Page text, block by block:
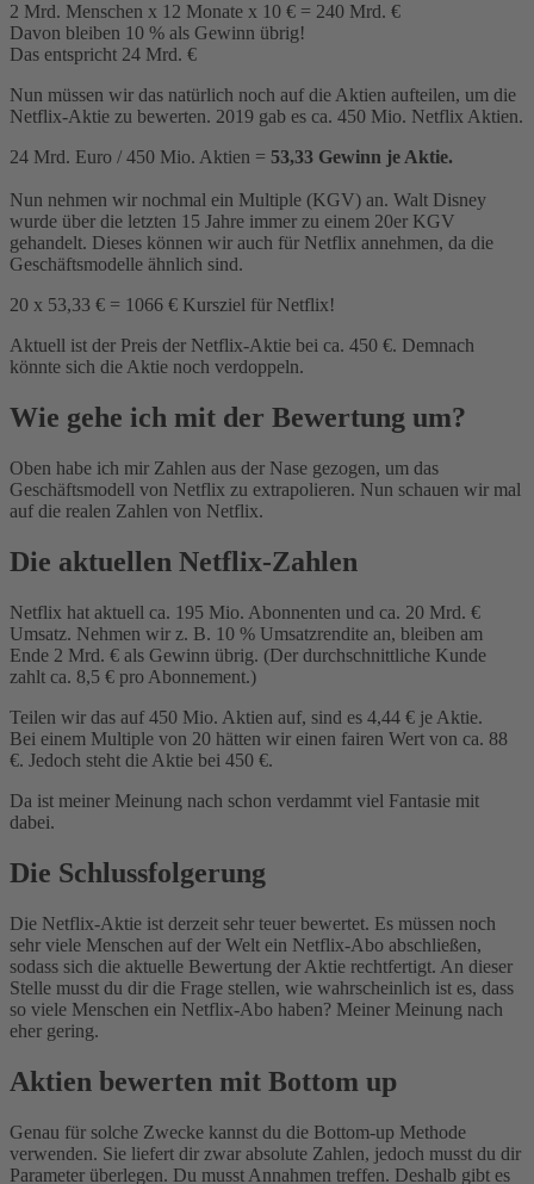
2 Mrd. Menschen x 12 Monate x 10 € = 240 Mrd. €
Davon bleiben 10 % als Gewinn übrig!
Das entspricht 24 Mrd. €
Nun müssen wir das natürlich noch auf die Aktien aufteilen, um die
Netflix-Aktie zu bewerten. 2019 gab es ca. 450 Mio. Netflix Aktien.
24 Mrd. Euro / 450 Mio. Aktien = 53,33 Gewinn je Aktie.
Nun nehmen wir nochmal ein Multiple (KGV) an. Walt Disney
wurde über die letzten 15 Jahre immer zu einem 20er KGV
gehandelt. Dieses können wir auch für Netflix annehmen, da die
Geschäftsmodelle ähnlich sind.
20 x 53,33 € = 1066 € Kursziel für Netflix!
Aktuell ist der Preis der Netflix-Aktie bei ca. 450 €. Demnach
könnte sich die Aktie noch verdoppeln.
Wie gehe ich mit der Bewertung um?
Oben habe ich mir Zahlen aus der Nase gezogen, um das
Geschäftsmodell von Netflix zu extrapolieren. Nun schauen wir mal
auf die realen Zahlen von Netflix.
Die aktuellen Netflix-Zahlen
Netflix hat aktuell ca. 195 Mio. Abonnenten und ca. 20 Mrd. €
Umsatz. Nehmen wir z. B. 10 % Umsatzrendite an, bleiben am
Ende 2 Mrd. € als Gewinn übrig. (Der durchschnittliche Kunde
zahlt ca. 8,5 € pro Abonnement.)
Teilen wir das auf 450 Mio. Aktien auf, sind es 4,44 € je Aktie.
Bei einem Multiple von 20 hätten wir einen fairen Wert von ca. 88
€. Jedoch steht die Aktie bei 450 €.
Da ist meiner Meinung nach schon verdammt viel Fantasie mit
dabei.
Die Schlussfolgerung
Die Netflix-Aktie ist derzeit sehr teuer bewertet. Es müssen noch
sehr viele Menschen auf der Welt ein Netflix-Abo abschließen,
sodass sich die aktuelle Bewertung der Aktie rechtfertigt. An dieser
Stelle musst du dir die Frage stellen, wie wahrscheinlich ist es, dass
so viele Menschen ein Netflix-Abo haben? Meiner Meinung nach
eher gering.
Aktien bewerten mit Bottom up
Genau für solche Zwecke kannst du die Bottom-up Methode
verwenden. Sie liefert dir zwar absolute Zahlen, jedoch musst du dir
Parameter überlegen. Du musst Annahmen treffen. Deshalb gibt es